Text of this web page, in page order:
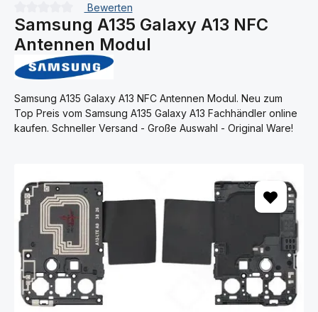
Durchschnittliche Bewertung von 0 von 5 Sternen
Bewerten
Samsung A135 Galaxy A13 NFC
Antennen Modul
Samsung A135 Galaxy A13 NFC Antennen Modul. Neu zum
Top Preis vom Samsung A135 Galaxy A13 Fachhändler online
kaufen. Schneller Versand - Große Auswahl - Original Ware!